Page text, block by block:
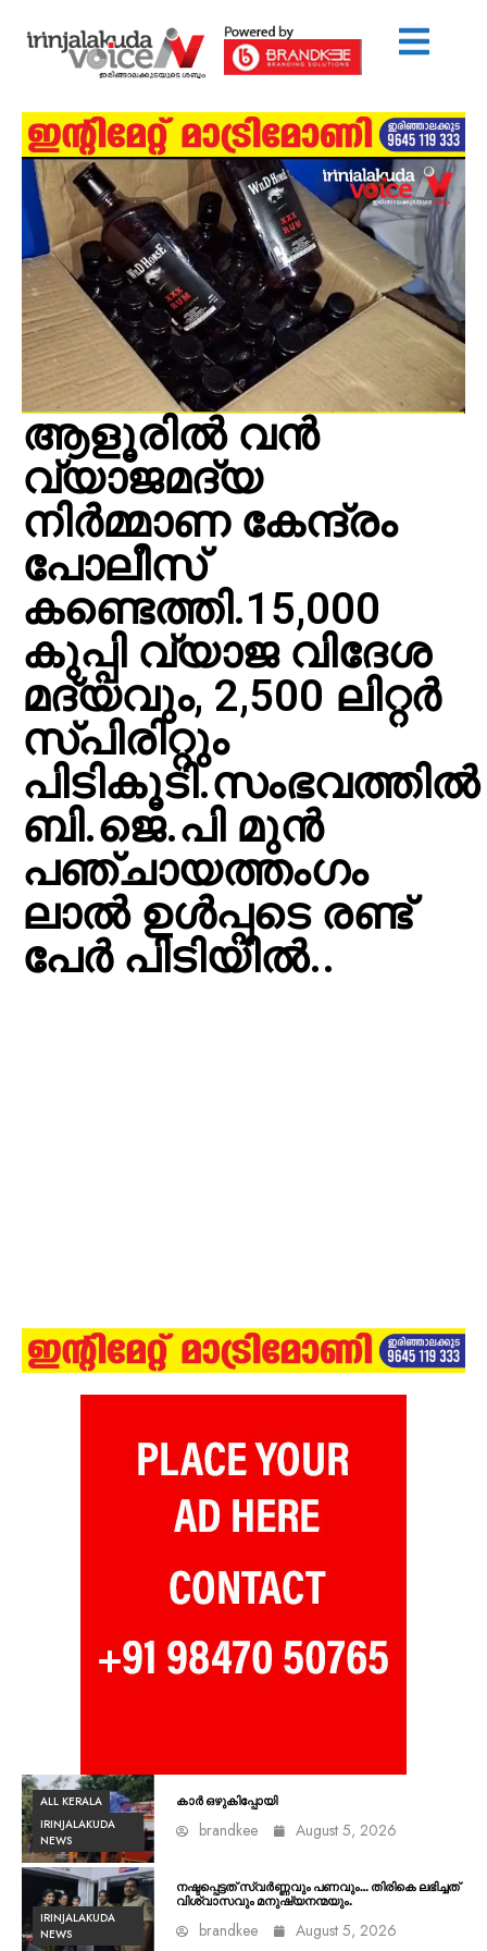
ആളൂരില്‍ വന്‍
വ്യാജമദ്യ
നിര്‍മ്മാണ കേന്ദ്രം
പോലീസ്
കണ്ടെത്തി.15,000
കുപ്പി വ്യാജ വിദേശ
മദ്യവും, 2,500 ലിറ്റര്‍
സ്പിരിറ്റും
പിടികൂടി.സംഭവത്തില്‍
ബി.ജെ.പി മുന്‍
പഞ്ചായത്തംഗം
ലാല്‍ ഉള്‍പ്പടെ രണ്ട്
പേര്‍ പിടിയില്‍..
ALL KERALA
IRINJALAKUDA
NEWS
കാർ ഒഴുകിപ്പോയി
brandkee August 5, 2026
IRINJALAKUDA
NEWS
നഷ്ടപ്പെട്ടത് സ്വർണ്ണവും പണവും… തിരികെ ലഭിച്ചത്
വിശ്വാസവും മനുഷ്യനന്മയും.
brandkee August 5, 2026